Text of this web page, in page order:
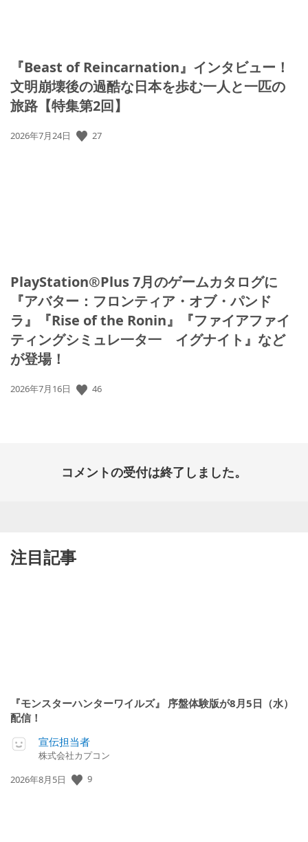
『Beast of Reincarnation』インタビュー！
文明崩壊後の過酷な日本を歩む一人と一匹の
旅路【特集第2回】
公
2026年7月24日 27
PlayStation®Plus 7月のゲームカタログに
『アバター：フロンティア・オブ・パンド
ラ』『Rise of the Ronin』『ファイアファイ
ティングシミュレ一タ一 イグナイト』など
が登場！
公
2026年7月16日 46
コメントの受付は終了しました。
注目記事
『モンスターハンターワイルズ』 序盤体験版が8月5日（水）
配信！
宣伝担当者
株式会社カプコン
公
2026年8月5日 9